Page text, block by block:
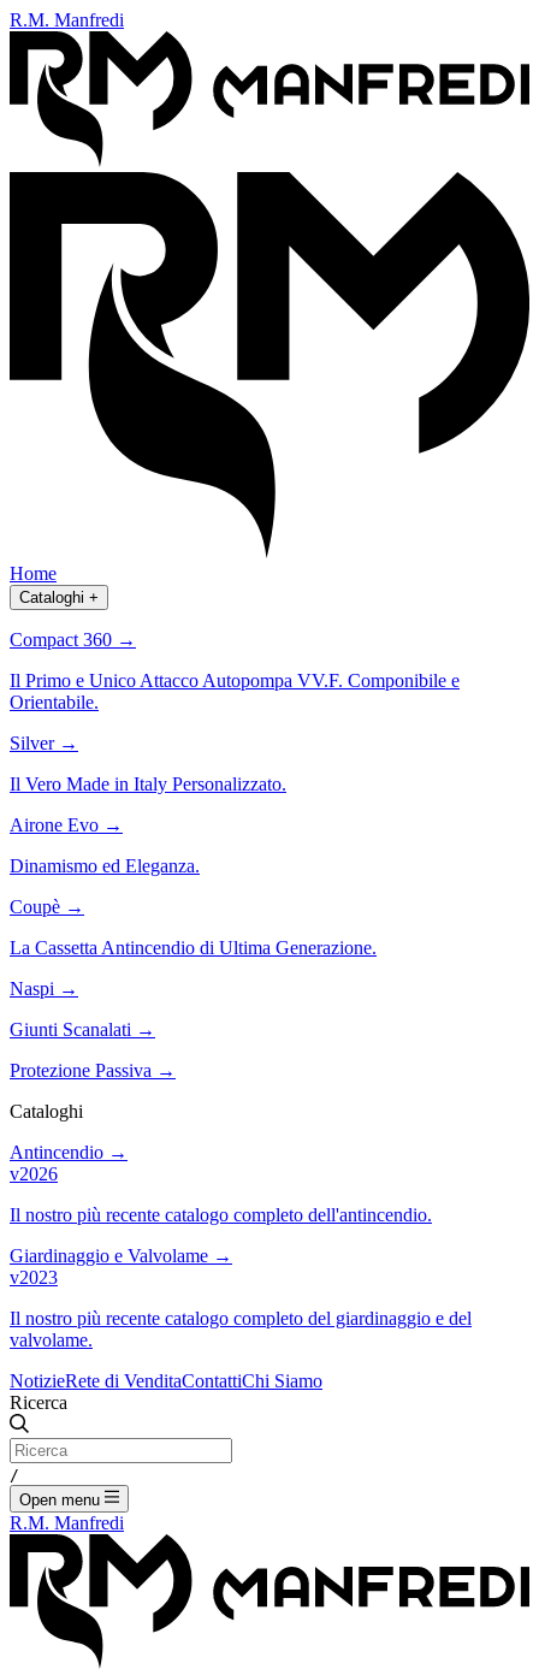
R.M. Manfredi
Home
Cataloghi +
Compact 360 →
Il Primo e Unico Attacco Autopompa VV.F. Componibile e
Orientabile.
Silver →
Il Vero Made in Italy Personalizzato.
Airone Evo →
Dinamismo ed Eleganza.
Coupè →
La Cassetta Antincendio di Ultima Generazione.
Naspi →
Giunti Scanalati →
Protezione Passiva →
Cataloghi
Antincendio →
v2026
Il nostro più recente catalogo completo dell'antincendio.
Giardinaggio e Valvolame →
v2023
Il nostro più recente catalogo completo del giardinaggio e del
valvolame.
NotizieRete di VenditaContattiChi Siamo
Ricerca
/
Open menu
R.M. Manfredi